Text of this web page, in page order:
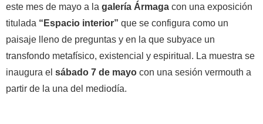
este mes de mayo a la galería Ármaga con una exposición
titulada “Espacio interior” que se configura como un
paisaje lleno de preguntas y en la que subyace un
transfondo metafísico, existencial y espiritual. La muestra se
inaugura el sábado 7 de mayo con una sesión vermouth a
partir de la una del mediodía.